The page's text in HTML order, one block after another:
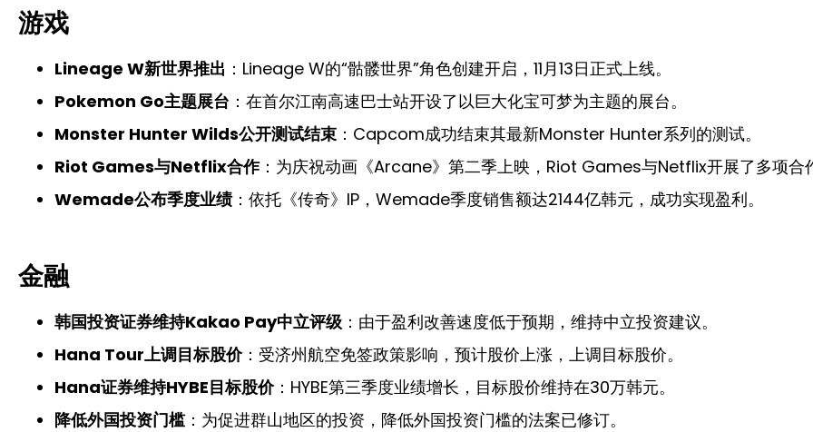
游戏
Lineage W新世界推出 ：Lineage W的“骷髅世界”角色创建开启，11月13日正式上线。
Pokemon Go主题展台 ：在首尔江南高速巴士站开设了以巨大化宝可梦为主题的展台。
Monster Hunter Wilds公开测试结束 ：Capcom成功结束其最新Monster Hunter系列的测试。
Riot Games与Netflix合作：为庆祝动画《Arcane》第二季上映，Riot Games与Netflix开展了多项合
Wemade公布季度业绩：依托《传奇》IP，Wemade季度销售额达2144亿韩元，成功实现盈利。
金融
韩国投资证券维持Kakao Pay中立评级：由于盈利改善速度低于预期，维持中立投资建议。
Hana Tour上调目标股价：受济州航空免签政策影响，预计股价上涨，上调目标股价。
Hana证券维持HYBE目标股价：HYBE第三季度业绩增长，目标股价维持在30万韩元。
降低外国投资门槛：为促进群山地区的投资，降低外国投资门槛的法案已修订。